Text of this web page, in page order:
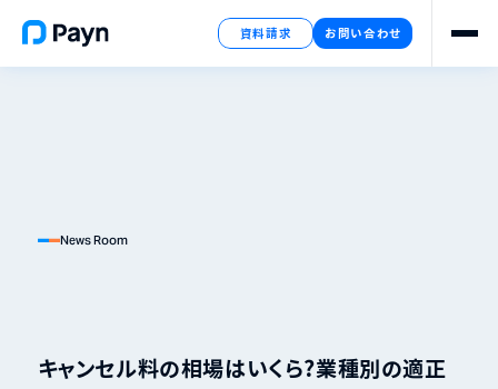
資料請求 お問い合わせ
News Room
キャンセル料の相場はいくら？業種別の適正